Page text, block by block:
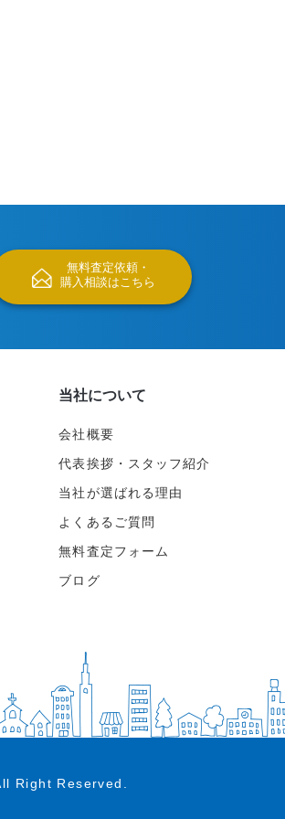
無料査定依頼・
購入相談はこちら
当社について
会社概要
代表挨拶・スタッフ紹介
当社が選ばれる理由
よくあるご質問
無料査定フォーム
ブログ
Right Reserved.